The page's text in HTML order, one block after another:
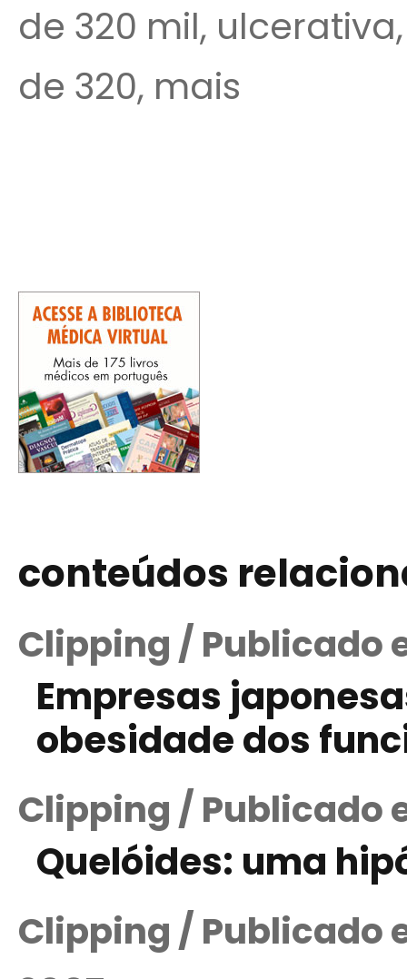
de 320 mil,
de 320, mais
conteúdos
Clipping / Publicado
Empresas
obesidade dos
Clipping / Publicado
Quelóides: uma
Clipping / Publicado